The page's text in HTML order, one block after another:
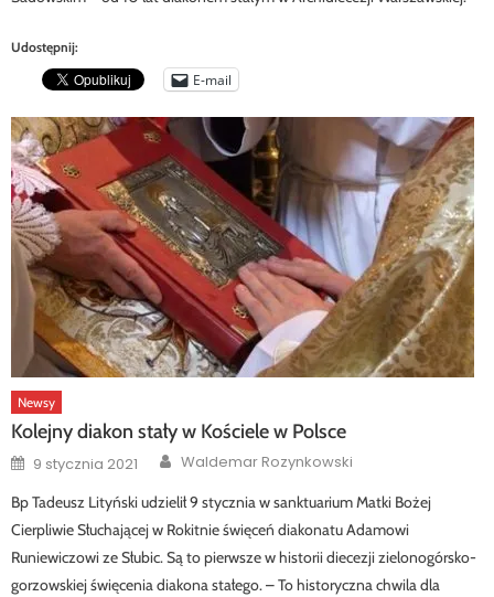
Udostępnij:
E-mail
Newsy
Kolejny diakon stały w Kościele w Polsce
Posted
on
9 stycznia 2021 Author
Waldemar Rozynkowski
Bp Tadeusz Lityński udzielił 9 stycznia w sanktuarium Matki Bożej
Cierpliwie Słuchającej w Rokitnie święceń diakonatu Adamowi
Runiewiczowi ze Słubic. Są to pierwsze w historii diecezji zielonogórsko-
gorzowskiej święcenia diakona stałego. – To historyczna chwila dla